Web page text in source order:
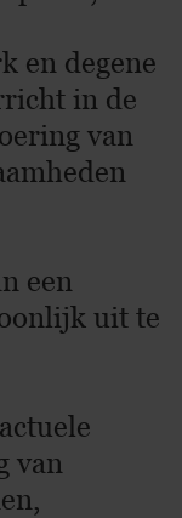
en degene
in de
van
een
uit te
van